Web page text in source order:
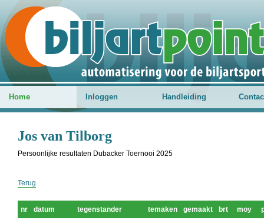
Home Inloggen Handleiding
Jos van Tilborg
Persoonlijke resultaten Dubacker Toernooi 2025
Terug
nr datum tegenstander temaken gemaakt brt moy